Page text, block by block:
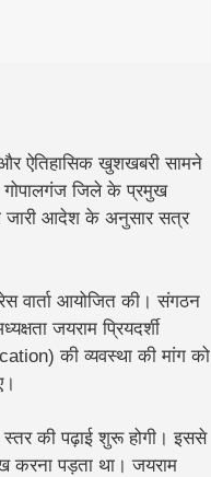
ऐतिहासिक खुशखबरी सामने
गोपालगंज जिले के प्रमुख
जारी आदेश के अनुसार सत्र
वार्ता आयोजित की। संगठन
जयराम प्रियदर्शी
की व्यवस्था की मांग को
की पढ़ाई शुरू होगी। इससे
करना पड़ता था।जयराम